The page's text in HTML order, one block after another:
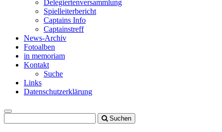
Delegiertenversammlung
Spielleiterbericht
Captains Info
Captainstreff
News-Archiv
Fotoalben
in memoriam
Kontakt
Suche
Links
Datenschutzerklärung
Toggle
navigation
Suchen